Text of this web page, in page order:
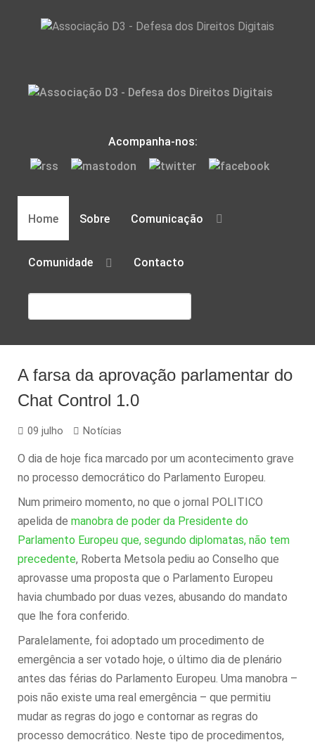
Acompanha-nos:
Home Sobre Comunicação
Comunidade Contacto
A farsa da aprovação parlamentar do
Chat Control 1.0
09 julho Notícias
O dia de hoje fica marcado por um acontecimento grave
no processo democrático do Parlamento Europeu.
Num primeiro momento, no que o jornal POLITICO
apelida de manobra de poder da Presidente do
Parlamento Europeu que, segundo diplomatas, não tem
precedente, Roberta Metsola pediu ao Conselho que
aprovasse uma proposta que o Parlamento Europeu
havia chumbado por duas vezes, abusando do mandato
que lhe fora conferido.
Paralelamente, foi adoptado um procedimento de
emergência a ser votado hoje, o último dia de plenário
antes das férias do Parlamento Europeu. Uma manobra –
pois não existe uma real emergência – que permitiu
mudar as regras do jogo e contornar as regras do
processo democrático. Neste tipo de procedimentos,